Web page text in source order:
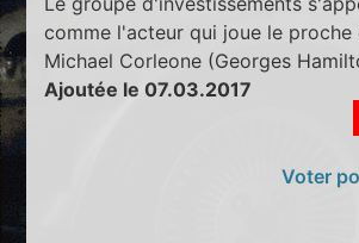
comme l'acteur qui joue le proche
Michael Corleone (Georges
Ajoutée le 07.03.2017
Voter